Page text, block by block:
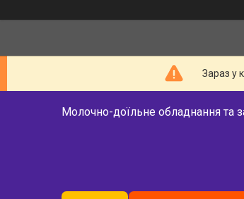
Зараз у
Молочно-доїльне обладнання та